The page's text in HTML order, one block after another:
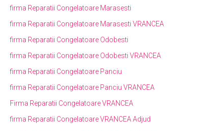
firma Reparatii Congelatoare Marasesti
firma Reparatii Congelatoare Marasesti VRANCEA
firma Reparatii Congelatoare Odobesti
firma Reparatii Congelatoare Odobesti VRANCEA
firma Reparatii Congelatoare Panciu
firma Reparatii Congelatoare Panciu VRANCEA
Firma Reparatii Congelatoare VRANCEA
firma Reparatii Congelatoare VRANCEA Adjud